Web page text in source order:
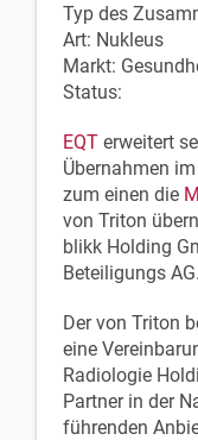
Typ des
Art: Nukleus
Markt:
Status:
EQTerweitert
Übernahmen
zum einen die
von Triton
blikk Holding
Beteiligungs AG.
Der von Triton
eine
Radiologie
Partner in der
führenden